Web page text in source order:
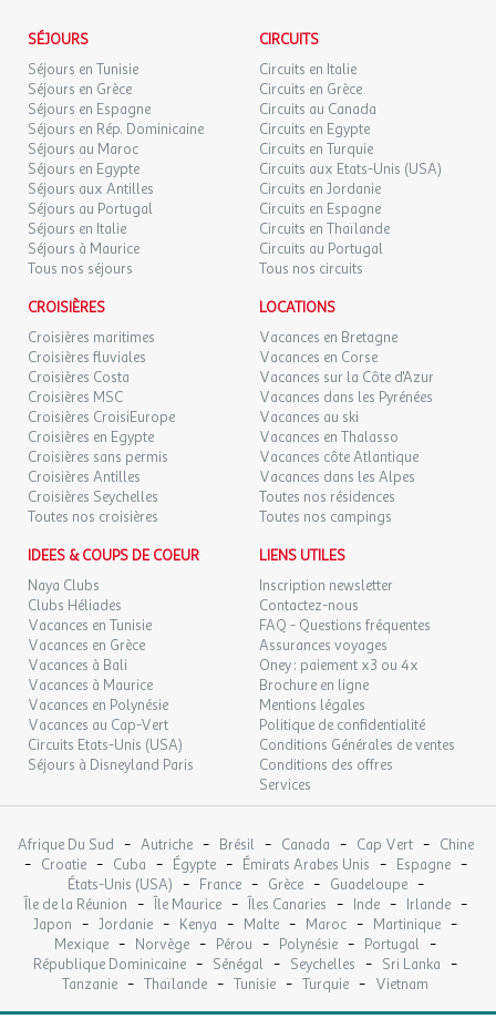
SÉJOURS
Séjours en Tunisie
Séjours en Grèce
Séjours en Espagne
Séjours en Rép. Dominicaine
Séjours au Maroc
Séjours en Egypte
Séjours aux Antilles
Séjours au Portugal
Séjours en Italie
Séjours à Maurice
Tous nos séjours
CIRCUITS
Circuits en Italie
Circuits en Grèce
Circuits au Canada
Circuits en Egypte
Circuits en Turquie
Circuits aux Etats-Unis (USA)
Circuits en Jordanie
Circuits en Espagne
Circuits en Thaïlande
Circuits au Portugal
Tous nos circuits
CROISIÈRES
Croisières maritimes
Croisières fluviales
Croisières Costa
Croisières MSC
Croisières CroisiEurope
Croisières en Egypte
Croisières sans permis
Croisières Antilles
Croisières Seychelles
Toutes nos croisières
LOCATIONS
Vacances en Bretagne
Vacances en Corse
Vacances sur la Côte d'Azur
Vacances dans les Pyrénées
Vacances au ski
Vacances en Thalasso
Vacances côte Atlantique
Vacances dans les Alpes
Toutes nos résidences
Toutes nos campings
IDEES & COUPS DE COEUR
Naya Clubs
Clubs Héliades
Vacances en Tunisie
Vacances en Grèce
Vacances à Bali
Vacances à Maurice
Vacances en Polynésie
Vacances au Cap-Vert
Circuits Etats-Unis (USA)
Séjours à Disneyland Paris
LIENS UTILES
Inscription newsletter
Contactez-nous
FAQ - Questions fréquentes
Assurances voyages
Oney : paiement x3 ou 4x
Brochure en ligne
Mentions légales
Politique de confidentialité
Conditions Générales de ventes
Conditions des offres
Services
Afrique Du Sud - Autriche - Brésil - Canada - Cap Vert - Chine
- Croatie - Cuba - Égypte - Émirats Arabes Unis - Espagne -
États-Unis (USA) - France - Grèce - Guadeloupe -
Île de la Réunion - Île Maurice - Îles Canaries - Inde - Irlande -
Japon - Jordanie - Kenya - Malte - Maroc - Martinique -
Mexique - Norvège - Pérou - Polynésie - Portugal -
République Dominicaine - Sénégal - Seychelles - Sri Lanka -
Tanzanie - Thaïlande - Tunisie - Turquie - Vietnam